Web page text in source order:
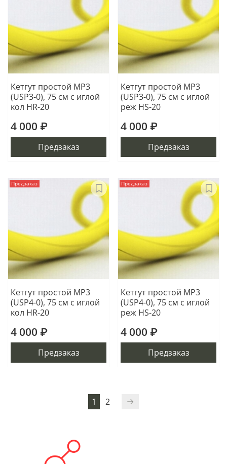
Кетгут простой МР3
(USP3-0), 75 см с иглой
кол HR-20
4 000 ₽
Предзаказ
Кетгут простой МР3
(USP3-0), 75 см с иглой
реж HS-20
4 000 ₽
Предзаказ
Предзаказ
Кетгут простой МР3
(USP4-0), 75 см с иглой
кол HR-20
4 000 ₽
Предзаказ
Предзаказ
Кетгут простой МР3
(USP4-0), 75 см с иглой
реж HS-20
4 000 ₽
Предзаказ
1 2